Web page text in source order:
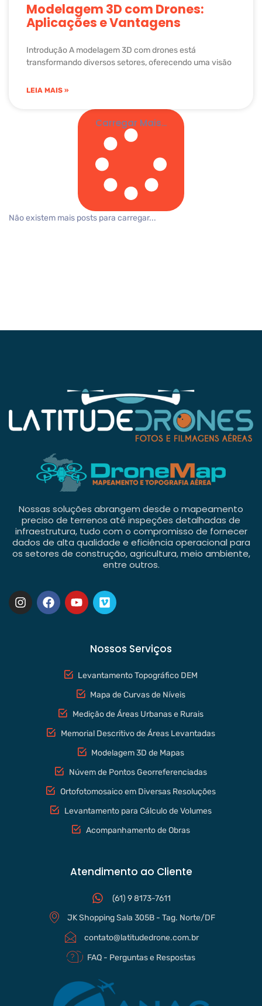
Modelagem 3D com Drones:
Aplicações e Vantagens
Introdução A modelagem 3D com drones está
transformando diversos setores, oferecendo uma visão
LEIA MAIS »
Carregar Mais...
Não existem mais posts para carregar...
Nossas soluções abrangem desde o mapeamento
preciso de terrenos até inspeções detalhadas de
infraestrutura, tudo com o compromisso de fornecer
dados de alta qualidade e eficiência operacional para
os setores de construção, agricultura, meio ambiente,
entre outros.
Nossos Serviços
Levantamento Topográfico DEM
Mapa de Curvas de Níveis
Medição de Áreas Urbanas e Rurais
Memorial Descritivo de Áreas Levantadas
Modelagem 3D de Mapas
Núvem de Pontos Georreferenciadas
Ortofotomosaico em Diversas Resoluções
Levantamento para Cálculo de Volumes
Acompanhamento de Obras
Atendimento ao Cliente
(61) 9 8173-7611
JK Shopping Sala 305B - Tag. Norte/DF
contato@latitudedrone.com.br
FAQ - Perguntas e Respostas